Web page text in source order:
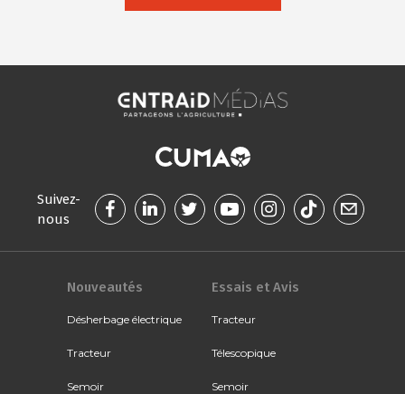
Suivez-
nous
Nouveautés
Désherbage électrique
Tracteur
Semoir
Essais et Avis
Tracteur
Télescopique
Semoir